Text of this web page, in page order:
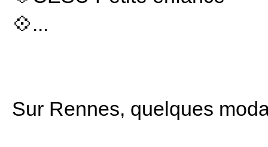
💠...
Sur Rennes, quelques